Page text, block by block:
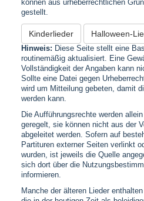
können aus urheberrechtlichen
gestellt.
Kinderlieder Halloween-
Hinweis: Diese Seite stellt eine
routinemäßig aktualisiert. Eine
Vollständigkeit der Angaben kann
Sollte eine Datei gegen
wird um Mitteilung gebeten, damit
werden kann.
Die Aufführungsrechte werden
geregelt, sie können nicht aus der
abgeleitet werden. Sofern auf
Partituren externer Seiten verlinkt
wurden, ist jeweils die Quelle
sich dort über die
informieren.
Manche der älteren Lieder